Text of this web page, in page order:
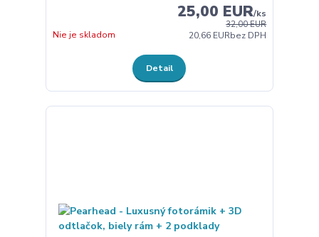
32,00 EUR
25,00 EUR/ks
20,66 EURbez DPH
Nie je skladom
Detail